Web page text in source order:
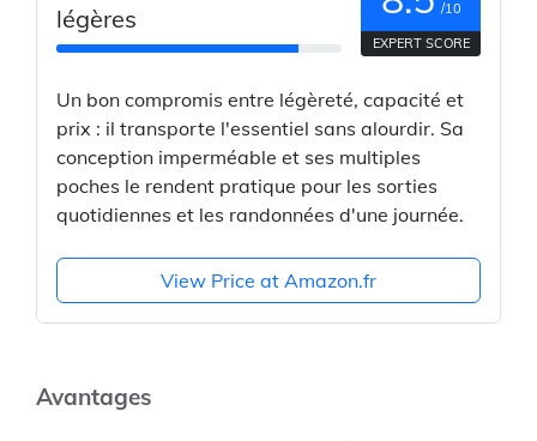
légères
/10
EXPERT SCORE
Un bon compromis entre légèreté, capacité et
prix : il transporte l'essentiel sans alourdir. Sa
conception imperméable et ses multiples
poches le rendent pratique pour les sorties
quotidiennes et les randonnées d'une journée.
View Price at Amazon.fr
Avantages